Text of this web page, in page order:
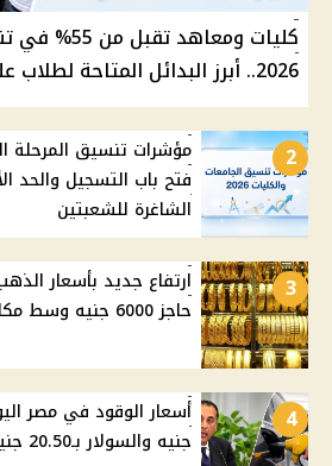
كليات ومعاهد
2026.. أبرز البدائل المتاحة لطلاب علمي وأدبي
2
فتح باب التسجيل والحد
الشاغرة للشعبتين
3
حاجز 6000 جنيه وسط مكاسب عالمية للمعدن
4
جنيه والسولار بـ20.50 جنيه